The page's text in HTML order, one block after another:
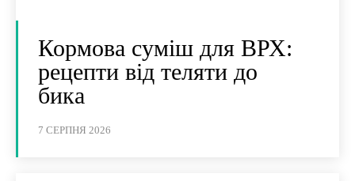
Кормова суміш для ВРХ:
рецепти від теляти до
бика
7 СЕРПНЯ 2026